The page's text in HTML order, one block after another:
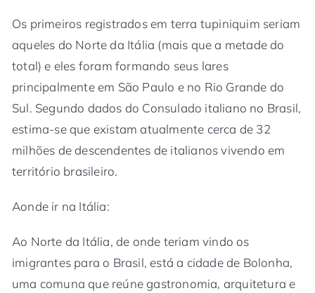
Os primeiros registrados em terra tupiniquim seriam
aqueles do Norte da Itália (mais que a metade do
total) e eles foram formando seus lares
principalmente em São Paulo e no Rio Grande do
Sul. Segundo dados do Consulado italiano no Brasil,
estima-se que existam atualmente cerca de 32
milhões de descendentes de italianos vivendo em
território brasileiro.
Aonde ir na Itália:
Ao Norte da Itália, de onde teriam vindo os
imigrantes para o Brasil, está a cidade de Bolonha,
uma comuna que reúne gastronomia, arquitetura e